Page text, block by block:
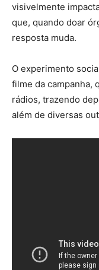
visivelmente
que, quando doar
resposta muda.
O experimento
filme da campanha,
rádios, trazendo
além de diversas